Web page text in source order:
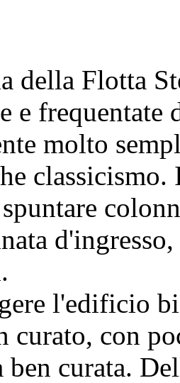
della Flotta
e
molto
l'edificio
curato, con
ben curata.